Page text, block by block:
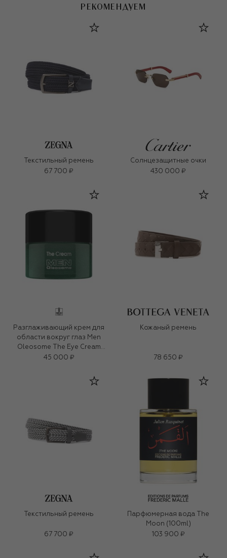
РЕКОМЕНДУЕМ
Текстильный ремень
67 700 ₽
Солнцезащитные очки
430 000 ₽
Разглаживающий крем для
области вокруг глаз Men
Oleosome The Eye Cream
(15ml)
45 000 ₽
Кожаный ремень
78 650 ₽
Текстильный ремень
67 700 ₽
Парфюмерная вода The
Moon (100ml)
103 900 ₽